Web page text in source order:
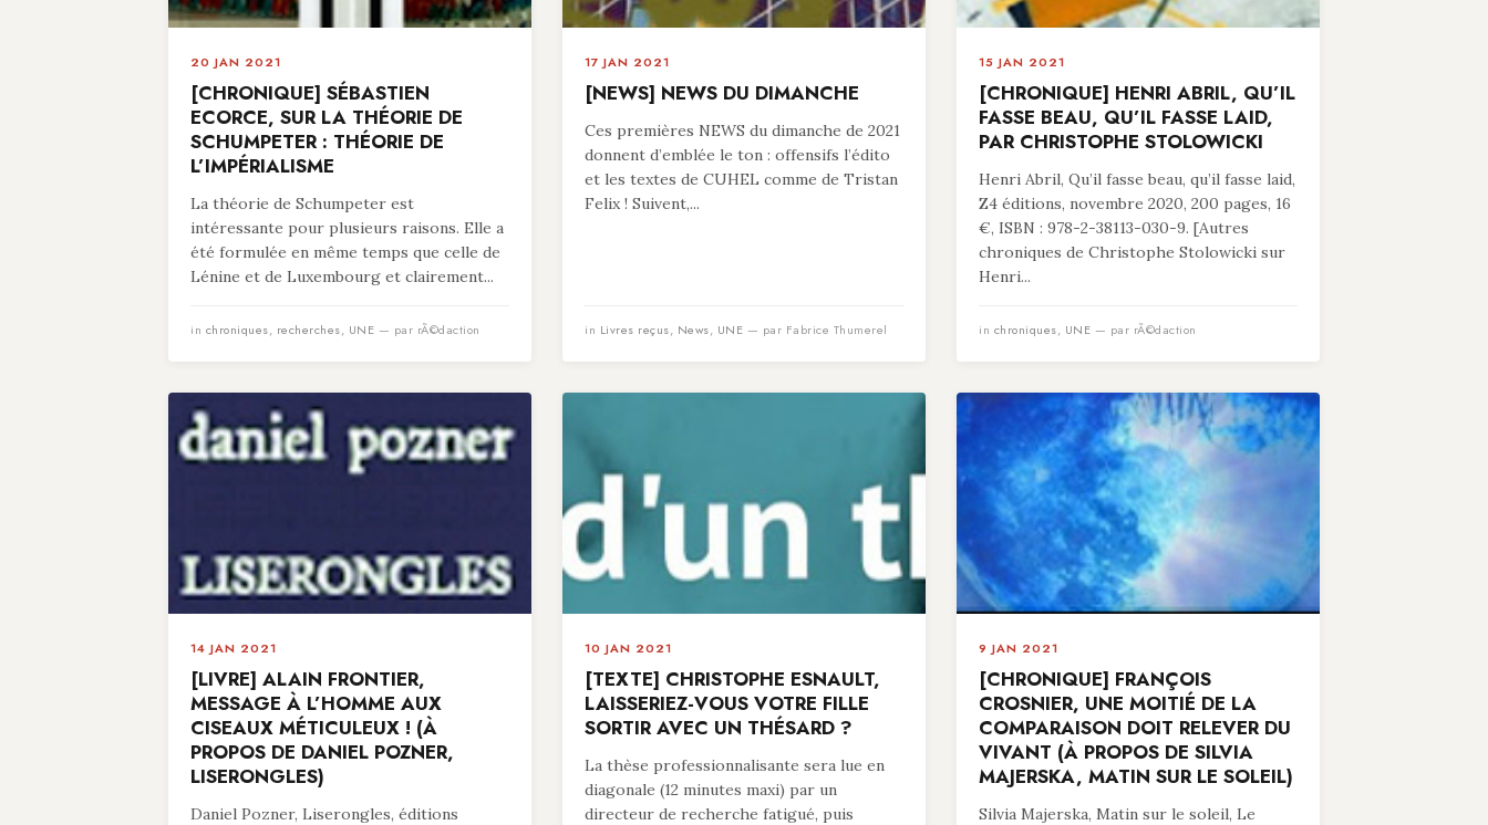
20 JAN 2021
[CHRONIQUE] SÉBASTIEN
ECORCE, SUR LA THÉORIE DE
SCHUMPETER : THÉORIE DE
L’IMPÉRIALISME
La théorie de Schumpeter est
intéressante pour plusieurs raisons. Elle a
été formulée en même temps que celle de
Lénine et de Luxembourg et clairement...
in chroniques, recherches, UNE — par rÃ©daction
17 JAN 2021
[NEWS] NEWS DU DIMANCHE
Ces premières NEWS du dimanche de 2021
donnent d’emblée le ton : offensifs l’édito
et les textes de CUHEL comme de Tristan
Felix ! Suivent,...
in Livres reçus, News, UNE — par Fabrice Thumerel
15 JAN 2021
[CHRONIQUE] HENRI ABRIL, QU’IL
FASSE BEAU, QU’IL FASSE LAID,
PAR CHRISTOPHE STOLOWICKI
Henri Abril, Qu’il fasse beau, qu’il fasse laid,
Z4 éditions, novembre 2020, 200 pages, 16
€, ISBN : 978-2-38113-030-9. [Autres
chroniques de Christophe Stolowicki sur
Henri...
in chroniques, UNE — par rÃ©daction
14 JAN 2021
[LIVRE] ALAIN FRONTIER,
MESSAGE À L’HOMME AUX
CISEAUX MÉTICULEUX ! (À
PROPOS DE DANIEL POZNER,
LISERONGLES)
Daniel Pozner, Liserongles, éditions
10 JAN 2021
[TEXTE] CHRISTOPHE ESNAULT,
LAISSERIEZ-VOUS VOTRE FILLE
SORTIR AVEC UN THÉSARD ?
La thèse professionnalisante sera lue en
diagonale (12 minutes maxi) par un
directeur de recherche fatigué, puis
9 JAN 2021
[CHRONIQUE] FRANÇOIS
CROSNIER, UNE MOITIÉ DE LA
COMPARAISON DOIT RELEVER DU
VIVANT (À PROPOS DE SILVIA
MAJERSKA, MATIN SUR LE SOLEIL)
Silvia Majerska, Matin sur le soleil, Le